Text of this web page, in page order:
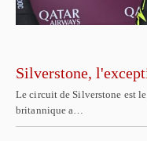
Silverstone,
Le circuit de Silverstone est
britannique a…